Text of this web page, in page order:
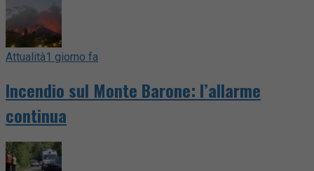
Attualità1 giorno fa
Incendio sul Monte Barone: l’allarme
continua